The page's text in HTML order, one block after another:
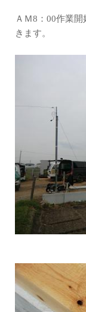
ＡＭ8：00作業
きます。